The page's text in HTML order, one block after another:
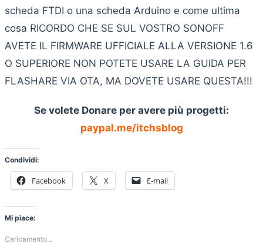
scheda FTDI o una scheda Arduino e come ultima
cosa RICORDO CHE SE SUL VOSTRO SONOFF
AVETE IL FIRMWARE UFFICIALE ALLA VERSIONE 1.6
O SUPERIORE NON POTETE USARE LA GUIDA PER
FLASHARE VIA OTA, MA DOVETE USARE QUESTA!!!
Se volete Donare per avere più progetti:
paypal.me/itchsblog
Condividi:
Facebook X E-mail
Mi piace:
Caricamento...